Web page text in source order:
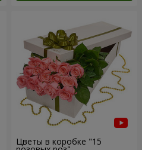
Цветы в коробке "15